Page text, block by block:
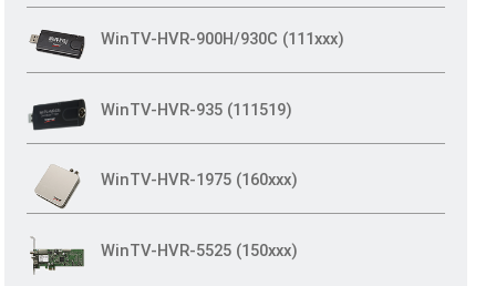
WinTV-HVR-900H/930C (111xxx)
WinTV-HVR-935 (111519)
WinTV-HVR-1975 (160xxx)
WinTV-HVR-5525 (150xxx)